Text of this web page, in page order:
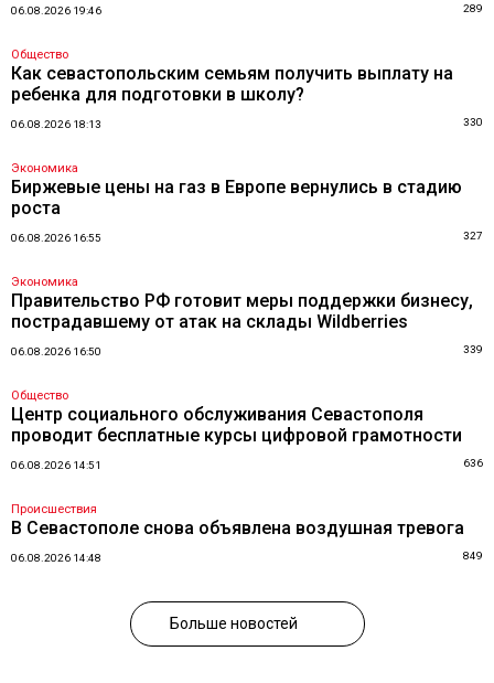
06.08.2026 19:46 289
Общество
Как севастопольским семьям получить выплату на
ребенка для подготовки в школу?
06.08.2026 18:13 330
Экономика
Биржевые цены на газ в Европе вернулись в стадию
роста
06.08.2026 16:55 327
Экономика
Правительство РФ готовит меры поддержки бизнесу,
пострадавшему от атак на склады Wildberries
06.08.2026 16:50 339
Общество
Центр социального обслуживания Севастополя
проводит бесплатные курсы цифровой грамотности
06.08.2026 14:51 636
Происшествия
В Севастополе снова объявлена воздушная тревога
06.08.2026 14:48 849
Больше новостей